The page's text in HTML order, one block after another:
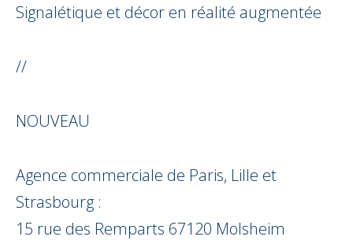
Signalétique et décor en réalité augmentée
//
NOUVEAU
Agence commerciale de Paris, Lille et
Strasbourg :
15 rue des Remparts 67120 Molsheim